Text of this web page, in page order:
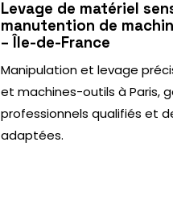
Levage de matériel
manutention de
– Île-de-France
Manipulation et levage
et machines-outils à Paris,
professionnels qualifiés et
adaptées.